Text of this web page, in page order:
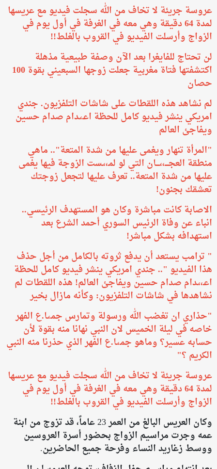
عروسة جريئة لا تخاف من الله سجلت فيديو مع عريسها
لمدة 64 دقيقة وهي معه في الغرفة في أول يوم في
الزواج وأرسلت الفيديو في القروب بالغلط!!
لن تحتاج للفايغرا بعد الآن وصفة طبيعية مذهلة
اكتشفتها فتاة مغربية جعلت زوجها السبعيني بقوة 100
حصان
لم نشاهد هذه اللقطات على شاشات التلفزيون. جندي
امريكي ينشر فيديو كامل للحظة اعـ،ـدام صدام حسين
ويفاجئ العالم
​"المرأة تنهار ويغمى عليها من شدة المتعة".. ماهي
منطقة العجــــ،،ــــان التي لو لمـ،،ـست الزوجة فيها يغمى
عليها من شدة المتعة.. تعرف عليها لتجعل زوجتك
تعشقك بجنون!
الاصابة كانت مباشرة وكان هو المستهدف الرئيسي..
انباء عن وفاة الرئيس السوري أحمد الشرع بعد
استهدافه بشكل مباشر!
" ترامب يستعد أن يدفع ثروته بالكامل من أجل حذف
هذا الفيديو ".. جندي امريكي ينشر فيديو كامل للحظة
اعـ،،ـدام صدام حسين ويفاجئ العالم! هذه اللقطات لم
نشاهدها في شاشات التلفزيون: وكأنه مازال بخير
​"حذاري ان تغضب الله ورسولة وتمارس جمـ،ـا.ع الفهر
خاصه في ليلة الخميس لان النبي نهانا منه بقوة لأن
حسابه عسير؟ وماهو جمـ،ـا.ع الفهر الذي حذرنا منه النبي
الكريم ؟"
عروسة جريئة لا تخاف من الله سجلت فيديو مع عريسها
لمدة 64 دقيقة وهي معه في الغرفة في أول يوم في
الزواج وأرسلت الفيديو في القروب بالغلط!!
وكان العريس البالغ من العمر 23 عاماً، قد تزوج من ابنة
عمه وجرت مراسيم الزواج بحضور أسرة العروسين
ووسط زغاريد النساء وفرحة جميع الحاضرين.